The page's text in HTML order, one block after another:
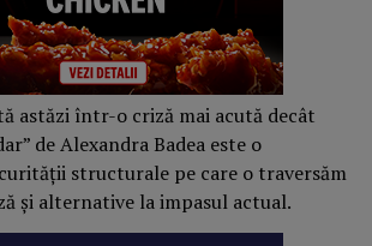
astăzi într-o criză mai acută decât
de Alexandra Badea este o
structurale pe care o traversăm
și alternative la impasul actual.